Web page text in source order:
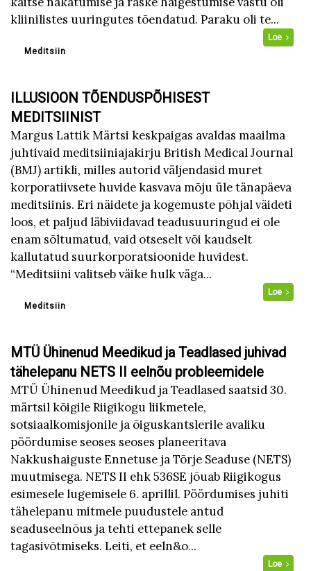
kliinilistes uuringutes tõendatud. Paraku oli te...
Loe
Meditsiin
ILLUSIOON TÕENDUSPÕHISEST
MEDITSIINIST
Margus Lattik Märtsi keskpaigas avaldas maailma
juhtivaid meditsiiniajakirju British Medical Journal
(BMJ) artikli, milles autorid väljendasid muret
korporatiivsete huvide kasvava mõju üle tänapäeva
meditsiinis. Eri näidete ja kogemuste põhjal väideti
loos, et paljud läbiviidavad teadusuuringud ei ole
enam sõltumatud, vaid otseselt või kaudselt
kallutatud suurkorporatsioonide huvidest.
“Meditsiini valitseb väike hulk väga...
Loe
Meditsiin
MTÜ Ühinenud Meedikud ja Teadlased juhivad
tähelepanu NETS II eelnõu probleemidele
MTÜ Ühinenud Meedikud ja Teadlased saatsid 30.
märtsil kõigile Riigikogu liikmetele,
sotsiaalkomisjonile ja õiguskantslerile avaliku
pöördumise seoses seoses planeeritava
Nakkushaiguste Ennetuse ja Tõrje Seaduse (NETS)
muutmisega. NETS II ehk 536SE jõuab Riigikogus
esimesele lugemisele 6. aprillil. Pöördumises juhiti
tähelepanu mitmele puudustele antud
seaduseelnõus ja tehti ettepanek selle
tagasivõtmiseks. Leiti, et eeln&o...
Loe